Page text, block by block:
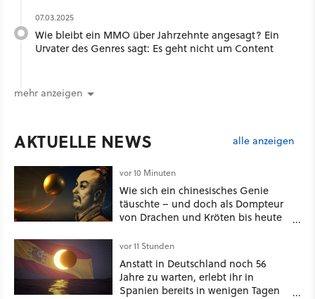
07.03.2025
Wie bleibt ein MMO über Jahrzehnte angesagt? Ein
Urvater des Genres sagt: Es geht nicht um Content
mehr anzeigen
AKTUELLE NEWS alle anzeigen
vor 10 Minuten
Wie sich ein chinesisches Genie
täuschte – und doch als Dompteur
von Drachen und Kröten bis heute
vor 11 Stunden
Anstatt in Deutschland noch 56
Jahre zu warten, erlebt ihr in
Spanien bereits in wenigen Tagen